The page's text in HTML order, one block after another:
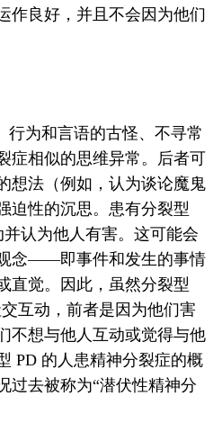
作良好，并且不会因为他们
行为和言语的古怪、不寻常
症相似的思维异常。 后者可
想法 （例如，认为谈论魔鬼
迫性的沉思。 患有分裂型
认为他人有害。 这可能会
念——即事件和发生的事情
直觉。
因此，虽然分裂型
互动，前者是因为他们害
不想与他人互动或觉得与他
PD 的人患精神分裂症的概
过去被称为“潜伏性精神分